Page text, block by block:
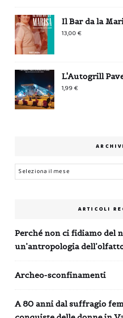
Il Bar da la
13,00€
L'Autogrill
1,99€
ARCHIVI
Archivi
ARTICOLI
Perché non ci fidiamo del
un’antropologia
Archeo-sconfinamenti
A 80 anni dal suffragio